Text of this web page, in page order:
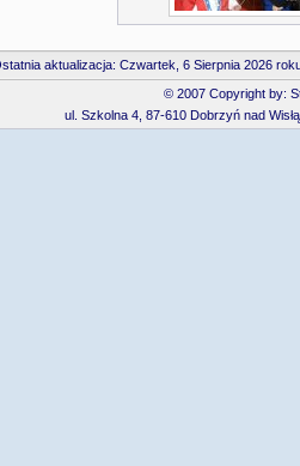
aktualizacja: Czwartek, 6 Sierpnia 2026
© 2007 Copyright by:
ul. Szkolna 4, 87-610 Dobrzyń nad